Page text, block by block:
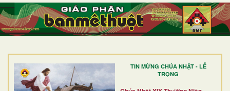
TIN MỪNG CHÚA NHẬT - LỄ
TRỌNG
TRANG NHẤT
GIỚI THIỆU
DÒNG TU